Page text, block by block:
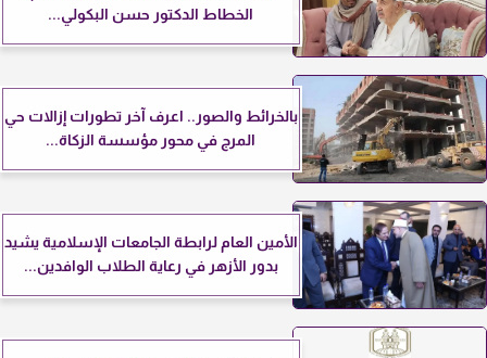
الخطاط الدكتور حسن البكولي...
بالخرائط والصور.. اعرف آخر تطورات إزالات حي
المرج في محور مؤسسة الزكاة...
الأمين العام لرابطة الجامعات الإسلامية يشيد
بدور الأزهر في رعاية الطلاب الوافدين...